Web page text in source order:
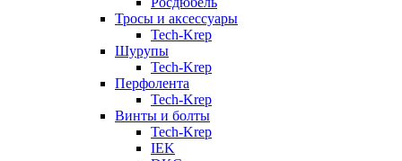
Тросы и аксессуары
Tech-Krep
Шурупы
Tech-Krep
Перфолента
Tech-Krep
Винты и болты
Tech-Krep
IEK